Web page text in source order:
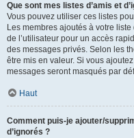
Que sont mes listes d’amis et
Vous pouvez utiliser ces listes
Les membres ajoutés à votre
de l’utilisateur pour un accès
des messages privés. Selon les
être mis en valeur. Si vous
messages seront masqués par
Haut
Comment puis-je ajouter/
d’ignorés ?